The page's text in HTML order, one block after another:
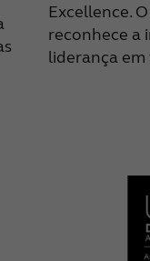
Excellence.
reconhece a
liderança